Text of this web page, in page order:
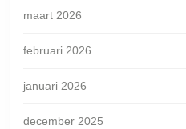
maart 2026
februari 2026
januari 2026
december 2025